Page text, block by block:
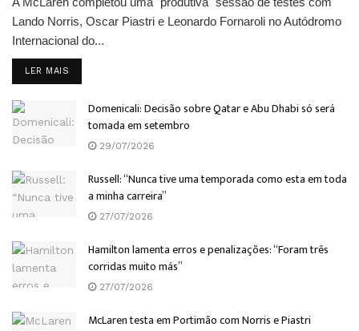
Lando Norris, Oscar Piastri e Leonardo Fornaroli no Autódromo
Internacional do...
LER MAIS
Domenicali: Decisão sobre Qatar e Abu Dhabi só será
tomada em setembro
29/07/2026
Russell: “Nunca tive uma temporada como esta em toda
a minha carreira”
27/07/2026
Hamilton lamenta erros e penalizações: “Foram três
corridas muito más”
27/07/2026
McLaren testa em Portimão com Norris e Piastri